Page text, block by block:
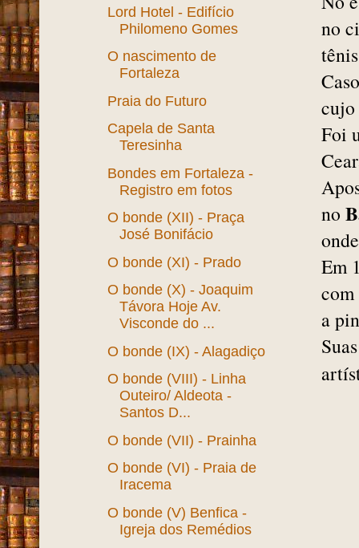
no
cujo
Foi
no
Em
a
Lord Hotel - Edifício
Philomeno Gomes
O nascimento de
Fortaleza
Praia do Futuro
Capela de Santa
Teresinha
Bondes em Fortaleza -
Registro em fotos
O bonde (XII) - Praça
José Bonifácio
O bonde (XI) - Prado
O bonde (X) - Joaquim
Távora Hoje Av.
Visconde do ...
O bonde (IX) - Alagadiço
O bonde (VIII) - Linha
Outeiro/ Aldeota -
Santos D...
O bonde (VII) - Prainha
O bonde (VI) - Praia de
Iracema
O bonde (V) Benfica -
Igreja dos Remédios